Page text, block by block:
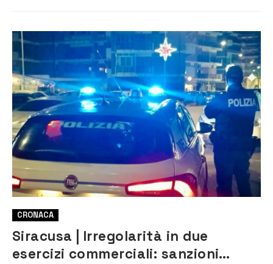
CRONACA
Siracusa | Irregolarità in due
esercizi commerciali: sanzioni